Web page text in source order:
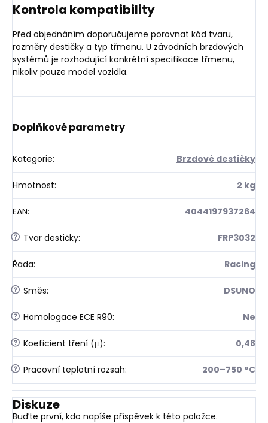
Kontrola kompatibility
Před objednáním doporučujeme porovnat kód tvaru,
rozměry destičky a typ třmenu. U závodních brzdových
systémů je rozhodující konkrétní specifikace třmenu,
nikoliv pouze model vozidla.
Doplňkové parametry
Kategorie: Brzdové destičky
Hmotnost: 2 kg
EAN: 4044197937264
? Tvar destičky: FRP3032
Řada: Racing
? Směs: DSUNO
? Homologace ECE R90: Ne
? Koeficient tření (μ): 0,48
? Pracovní teplotní rozsah: 200–750 °C
Diskuze
Buďte první, kdo napíše příspěvek k této položce.